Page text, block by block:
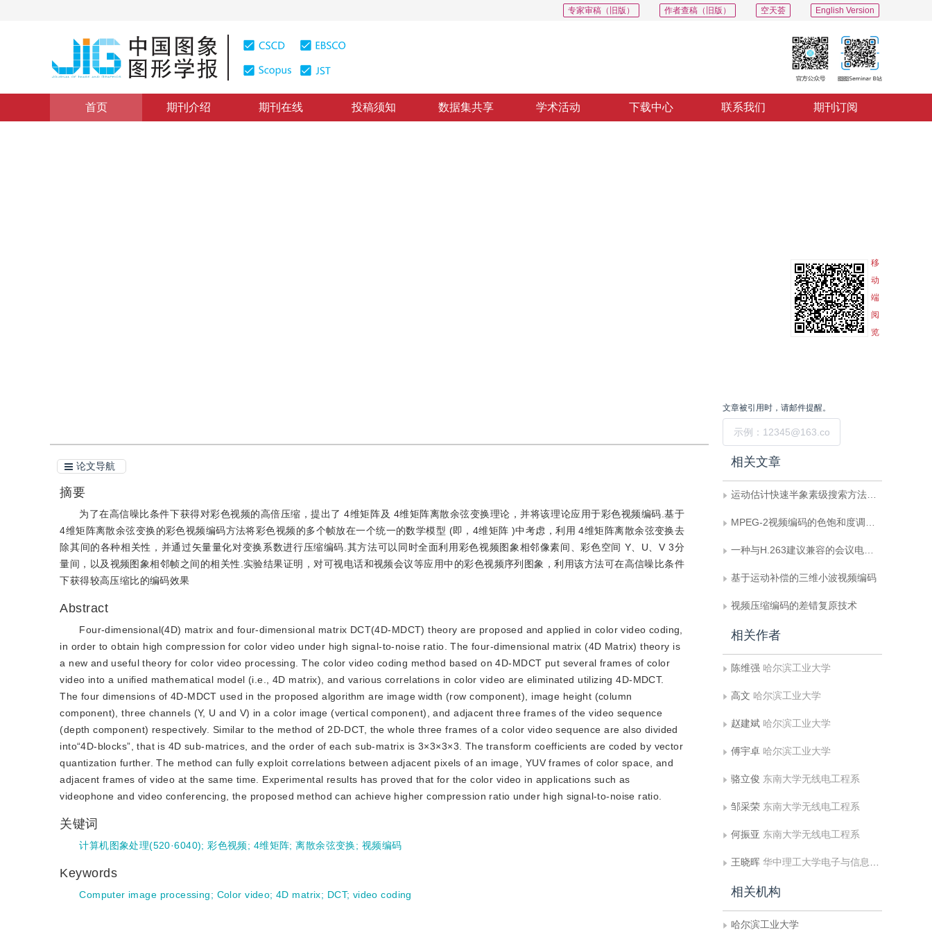
English Version
空天荟
作者查稿（旧版）
专家审稿（旧版）
首页 期刊介绍 期刊在线 投稿须知 数据集共享 学术活动 下载中心 联系我们 期刊订阅
移
动
端
阅
览
论文导航
摘要
为了在高信噪比条件下获得对彩色视频的高倍压缩，提出了 4维矩阵及 4维矩阵离散余弦变换理论，并将该理论应用于彩色视频编码.基于
4维矩阵离散余弦变换的彩色视频编码方法将彩色视频的多个帧放在一个统一的数学模型 (即，4维矩阵 )中考虑，利用 4维矩阵离散余弦变换去
除其间的各种相关性，并通过矢量量化对变换系数进行压缩编码.其方法可以同时全面利用彩色视频图象相邻像素间、彩色空间 Y、U、V 3分
量间，以及视频图象相邻帧之间的相关性.实验结果证明，对可视电话和视频会议等应用中的彩色视频序列图象，利用该方法可在高信噪比条件
下获得较高压缩比的编码效果
Abstract
Four-dimensional(4D) matrix and four-dimensional matrix DCT(4D-MDCT) theory are proposed and applied in color video coding,
in order to obtain high compression for color video under high signal-to-noise ratio. The four-dimensional matrix (4D Matrix) theory is
a new and useful theory for color video processing. The color video coding method based on 4D-MDCT put several frames of color
video into a unified mathematical model (i.e., 4D matrix), and various correlations in color video are eliminated utilizing 4D-MDCT.
The four dimensions of 4D-MDCT used in the proposed algorithm are image width (row component), image height (column
component), three channels (Y, U and V) in a color image (vertical component), and adjacent three frames of the video sequence
(depth component) respectively. Similar to the method of 2D-DCT, the whole three frames of a color video sequence are also divided
into“4D-blocks”, that is 4D sub-matrices, and the order of each sub-matrix is 3×3×3×3. The transform coefficients are coded by vector
quantization further. The method can fully exploit correlations between adjacent pixels of an image, YUV frames of color space, and
adjacent frames of video at the same time. Experimental results has proved that for the color video in applications such as
videophone and video conferencing, the proposed method can achieve higher compression ratio under high signal-to-noise ratio.
关键词
计算机图象处理(520·6040);彩色视频; 4维矩阵;离散余弦变换; 视频编码
Keywords
Computer image processing; Color video;4D matrix; DCT; video coding
文章被引用时，请邮件提醒。
相关文章
运动估计快速半象素级搜索方法的实验研究
MPEG-2视频编码的色饱和度调整算法
一种与H.263建议兼容的会议电视分层编码方案
基于运动补偿的三维小波视频编码
视频压缩编码的差错复原技术
相关作者
陈维强 哈尔滨工业大学
高文 哈尔滨工业大学
赵建斌 哈尔滨工业大学
傅宇卓 哈尔滨工业大学
骆立俊 东南大学无线电工程系
邹采荣 东南大学无线电工程系
何振亚 东南大学无线电工程系
王晓晖 华中理工大学电子与信息工程系
相关机构
哈尔滨工业大学